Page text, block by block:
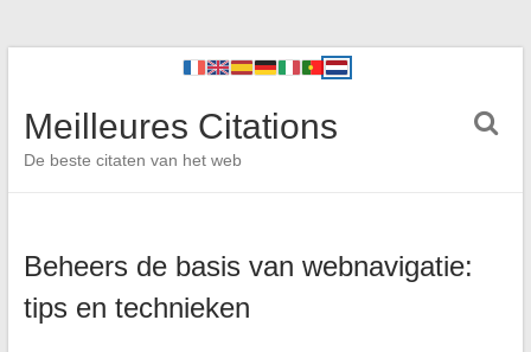
Meilleures Citations
De beste citaten van het web
Beheers de basis van webnavigatie:
tips en technieken